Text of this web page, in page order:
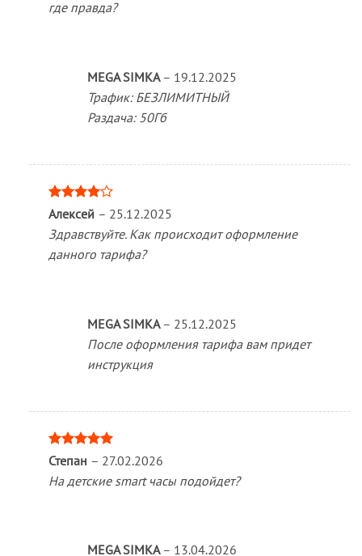
где правда?
MEGA SIMKA – 19.12.2025
Трафик: БЕЗЛИМИТНЫЙ
Раздача: 50Гб
Оценка
Алексей – 25.12.2025
Здравствуйте. Как происходит оформление
данного тарифа?
MEGA SIMKA – 25.12.2025
После оформления тарифа вам придет
инструкция
Оценка
5
из 5
Степан – 27.02.2026
На детские smart часы подойдет?
MEGA SIMKA – 13.04.2026